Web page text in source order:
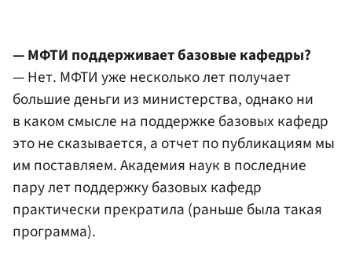
— МФТИ поддерживает базовые кафедры?
— Нет. МФТИ уже несколько лет получает
большие деньги из министерства, однако ни
в каком смысле на поддержке базовых кафедр
это не сказывается, а отчет по публикациям мы
им поставляем. Академия наук в последние
пару лет поддержку базовых кафедр
практически прекратила (раньше была такая
программа).